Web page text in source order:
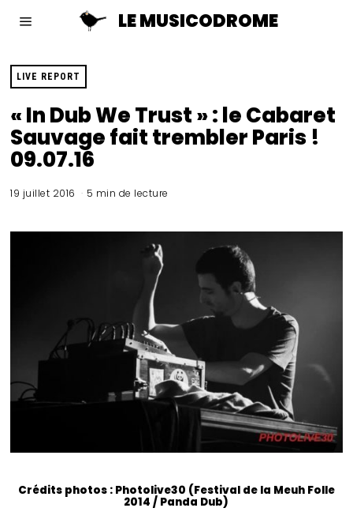
LE MUSICODROME
LIVE REPORT
« In Dub We Trust » : le Cabaret
Sauvage fait trembler Paris !
09.07.16
19 juillet 2016 5 min de lecture
Crédits photos : Photolive30 (Festival de la Meuh Folle
2014 / Panda Dub)